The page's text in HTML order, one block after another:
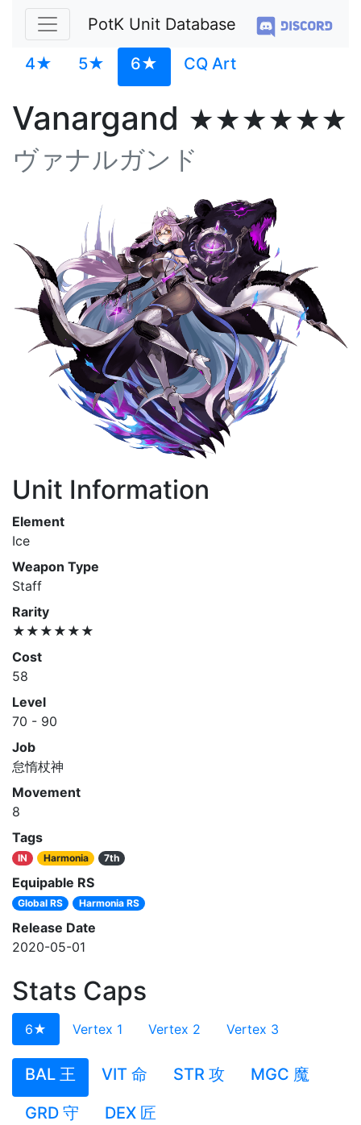
PotK Unit Database
4★ 5★ 6★ CQ Art
Vanargand ★★★★★★
ヴァナルガンド
Unit Information
Element
Ice
Weapon Type
Staff
Rarity
★★★★★★
Cost
58
Level
70 - 90
Job
怠惰杖神
Movement
8
Tags
IN Harmonia 7th
Equipable RS
Global RS Harmonia RS
Release Date
2020-05-01
Stats Caps
6★ Vertex 1 Vertex 2 Vertex 3
BAL 王 VIT 命 STR 攻
MGC 魔
GRD 守
DEX 匠